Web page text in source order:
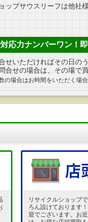
ップサウスリーフは他社
応力ナンバーワン！
せいただければその日の
合せの場合は、その場で
の場合はお時間をいただく場
リサイクルショップ
ろん設けております
迎でございます。お